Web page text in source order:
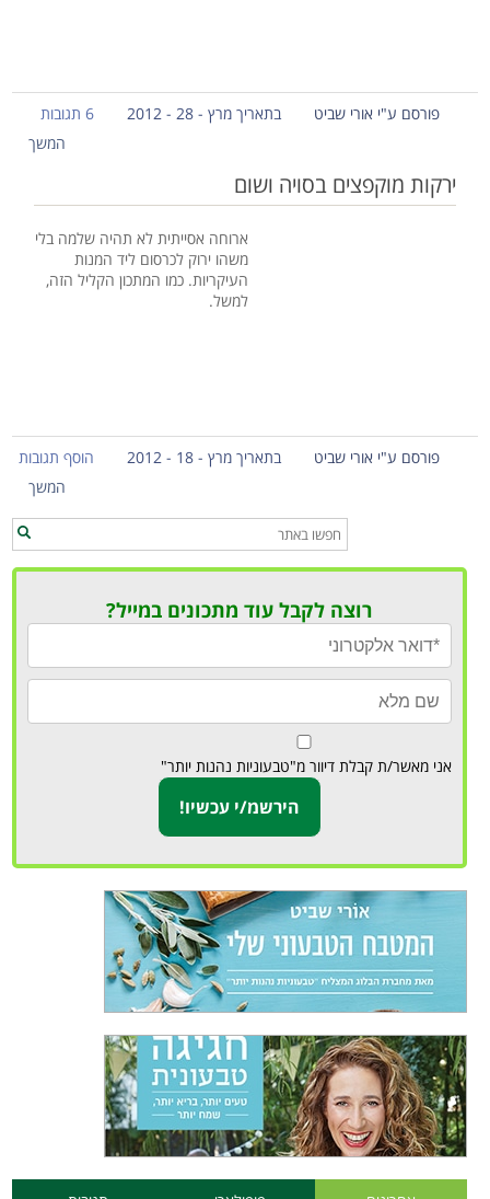
פורסם ע"י אורי שביט בתאריך מרץ - 28 - 2012
6 תגובות
המשך
ירקות מוקפצים בסויה ושום
ארוחה אסייתית לא תהיה שלמה בלי
משהו ירוק לכרסום ליד המנות
העיקריות. כמו המתכון הקליל הזה,
למשל.
פורסם ע"י אורי שביט בתאריך מרץ - 18 - 2012
הוסף תגובות
המשך
רוצה לקבל עוד מתכונים במייל?
אני מאשר/ת קבלת דיוור מ"טבעוניות נהנות יותר"